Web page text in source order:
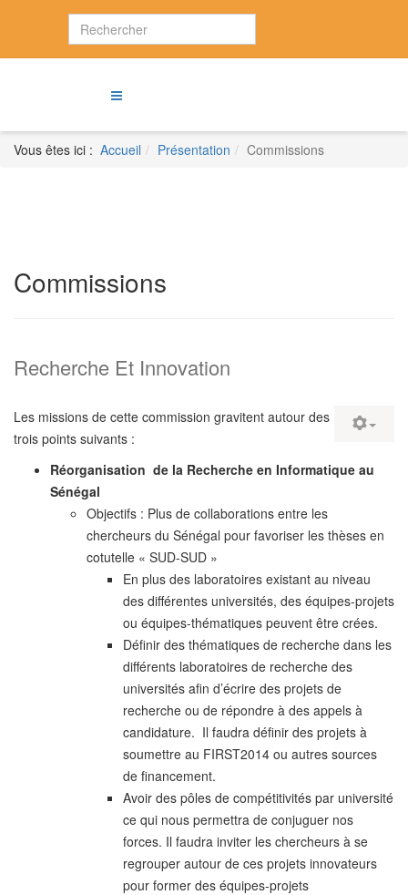
Vous êtes ici : Accueil Présentation Commissions
Commissions
Recherche Et Innovation
Les missions de cette commission gravitent autour des
trois points suivants :
Réorganisation de la Recherche en Informatique au
Sénégal
Objectifs : Plus de collaborations entre les
chercheurs du Sénégal pour favoriser les thèses en
cotutelle « SUD-SUD »
En plus des laboratoires existant au niveau
des différentes universités, des équipes-projets
ou équipes-thématiques peuvent être crées.
Définir des thématiques de recherche dans les
différents laboratoires de recherche des
universités afin d’écrire des projets de
recherche ou de répondre à des appels à
candidature. Il faudra définir des projets à
soumettre au FIRST2014 ou autres sources
de financement.
Avoir des pôles de compétitivités par université
ce qui nous permettra de conjuguer nos
forces. Il faudra inviter les chercheurs à se
regrouper autour de ces projets innovateurs
pour former des équipes-projets